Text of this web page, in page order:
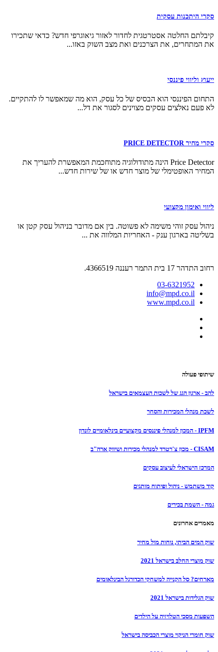
סקרי היתכנות עסקית
קיבלתם החלטה אסטרטגית לחדור לאזור גיאוגרפי חדש? כדאי שתכירו
את המתחרים, את הצרכנים ואת מצב השוק באזו...
ייעוץ וליווי פיננסי
התחום הפיננסי הוא הבסיס של כל עסק, הוא מה שמאפשר לו להתקיים.
לא פעם נאלצים עסקים מצוינים לסגור את דל...
סקרי מחיר PRICE DETECTOR
Price Detector הינה מתודולוגיה מתוחכמת המאפשרת להעריך את
המחיר האופטימלי של מוצר חדש או של שירות חדש...
ליווי ואימון מקצועי
ניהול עסק זוהי משימה לא פשוטה. בין אם מדובר בניהול עסק קטן או
בשליטה בארגון ענק - האחריות המלווה את ...
רחוב התדהר 17 בית התמר רעננה 4366519.
03-6321952
info@mpd.co.il
www.mpd.co.il
שיתופי פעולה
להב - ארגון הגג של לשכות העצמאים בישראל
לשכת מנהלי המכירות והסחר
IPFM - המכון למנהלי פיננסים מקצועיים בינלאומיים לונדון
CISAM - מכון צ'רטרד למנהלי מכירות ושיווק ארה"ב
המרכז הישראלי לעיצוב עסקים
קוד משתמש - ניהול ופיתוח מותגים
גמה - השמת בכירים
מאמרים אחרונים
שוק המים הביתי, נוחות מול מחיר
שוק מוצרי החלב בישראל 2021
מארחים? סל הקנייה למשחקי הכדורגל הבינלאומים
שוק הגלידות בישראל 2021
השפעות מסכי הטלויזיה על הילדים
שוק חומרי הניקוי מוצרי הכביסה בישראל